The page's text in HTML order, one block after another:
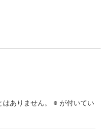
ありません。 ※ が付いてい